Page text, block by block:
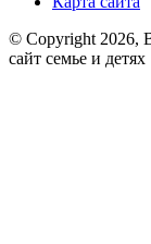
© Copyright 2026,
сайт семье и детях